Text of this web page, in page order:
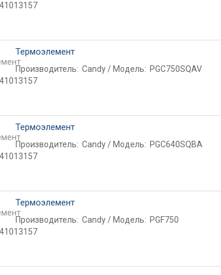
41013157
Термоэлемент
Производитель: Candy Модель: PGC750SQAV
41013157
Термоэлемент
Производитель: Candy Модель: PGC640SQBA
41013157
Термоэлемент
Производитель: Candy Модель: PGF750
41013157